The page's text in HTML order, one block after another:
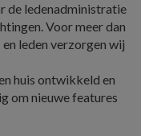
de ledenadministratie
Voor meer dan
leden verzorgen wij
huis ontwikkeld en
om nieuwe features